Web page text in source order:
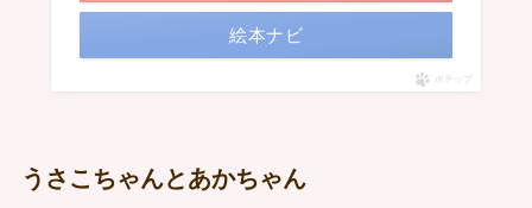
絵本ナビ
ポチップ
うさこちゃんとあかちゃん